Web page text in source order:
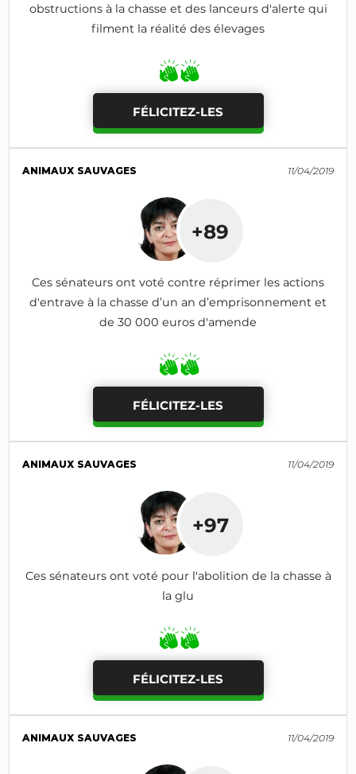
obstructions à la chasse et des lanceurs d'alerte qui
filment la réalité des élevages
FÉLICITEZ-LES
ANIMAUX SAUVAGES 11/04/2019
+89
Ces sénateurs ont voté contre réprimer les actions
d'entrave à la chasse d’un an d’emprisonnement et
de 30 000 euros d'amende
FÉLICITEZ-LES
ANIMAUX SAUVAGES 11/04/2019
+97
Ces sénateurs ont voté pour l'abolition de la chasse à
la glu
FÉLICITEZ-LES
ANIMAUX SAUVAGES 11/04/2019